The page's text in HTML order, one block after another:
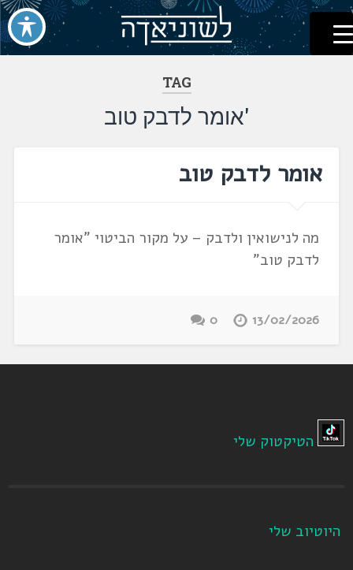
דלג
לתוכן
לשוניאדה
עברית. לשון. שפה
TAG
'אומר לדבק טוב
אומר לדבק טוב
מה לנישואין ולדבק – על מקור הביטוי "אומר
לדבק טוב"
13/02/2026
0
הטיקטוק שלי
היוטיוב שלי